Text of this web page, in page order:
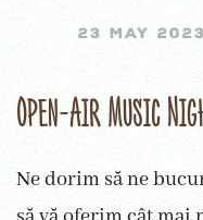
23 MAY 2023
Open-Air Music
Ne dorim să ne